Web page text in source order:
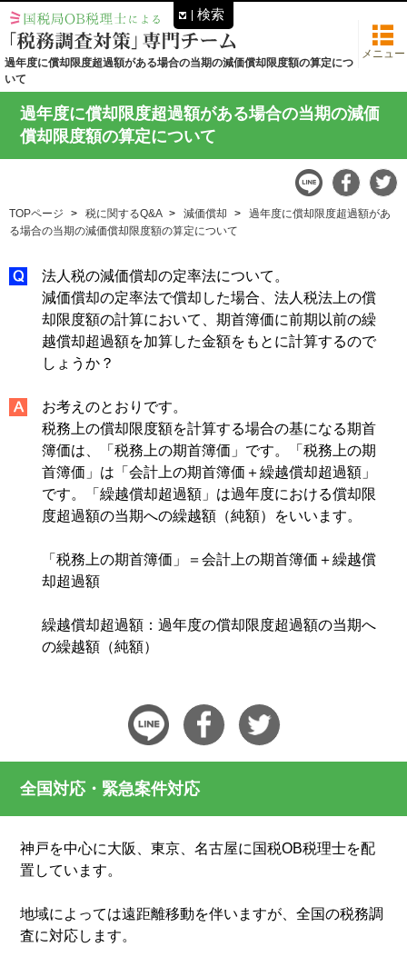
過年度に償却限度超過額がある場合の当期の減価償却限度額の算定につ
いて
メニュー
過年度に償却限度超過額がある場合の当期の減価
償却限度額の算定について
TOPページ 税に関するQ&A 減価償却
過年度に償却限度超過額があ
る場合の当期の減価償却限度額の算定について
法人税の減価償却の定率法について。
減価償却の定率法で償却した場合、法人税法上の償
却限度額の計算において、期首簿価に前期以前の繰
越償却超過額を加算した金額をもとに計算するので
しょうか？
お考えのとおりです。
税務上の償却限度額を計算する場合の基になる期首
簿価は、「税務上の期首簿価」です。「税務上の期
首簿価」は「会計上の期首簿価＋繰越償却超過額」
です。「繰越償却超過額」は過年度における償却限
度超過額の当期への繰越額（純額）をいいます。
「税務上の期首簿価」＝会計上の期首簿価＋繰越償
却超過額
繰越償却超過額：過年度の償却限度超過額の当期へ
の繰越額（純額）
全国対応・緊急案件対応
神戸を中心に大阪、東京、名古屋に国税OB税理士を配
置しています。
地域によっては遠距離移動を伴いますが、全国の税務調
査に対応します。
検索